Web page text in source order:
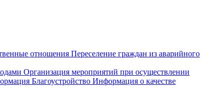
отношения Переселение граждан из аварийного
Организация мероприятий при осуществлении
Благоустройство Информация о качестве